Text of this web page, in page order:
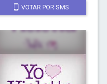
VOTAR POR SMS